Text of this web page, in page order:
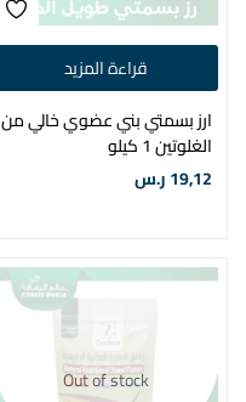
قراءة المزيد
ارز بسمتي بني عضوي خالي من
الغلوتين 1 كيلو
19,12ر.س
Out of stock